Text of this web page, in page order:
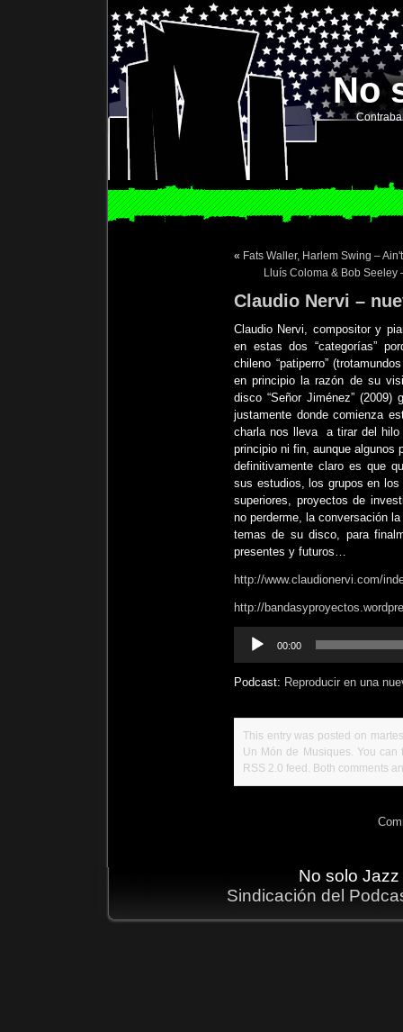
No
« Fats Waller, Harlem Swing –
Lluís Coloma & Bob Seeley
Claudio Nervi –
Claudio Nervi, compositor y
en estas dos “categorías”
chileno “patiperro”
en principio la razón de su
disco “Señor Jiménez”
justamente donde comienza
charla nos lleva a tirar del hilo
principio ni fin, aunque algunos
definitivamente claro es que
sus estudios, los grupos en
superiores, proyectos de
no perderme, la conversación
temas de su disco, para
presentes y futuros…
http://www.claudionervi.com/
http://
Reproductor
00:00
Podcast: Reproducir en una
This entry was posted on
Un Món de Musiques. You can
RSS 2.0 feed. Both comments
No solo
Sindicación del